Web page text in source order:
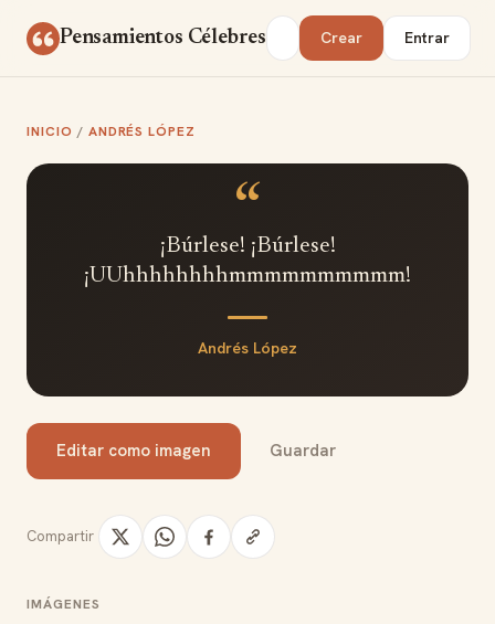
Pensamientos Célebres Buscar Crear Entrar
INICIO / ANDRÉS LÓPEZ
“
¡Búrlese! ¡Búrlese!
¡UUhhhhhhhhmmmmmmmmmm!
Andrés López
Editar como imagen Guardar
Compartir
IMÁGENES